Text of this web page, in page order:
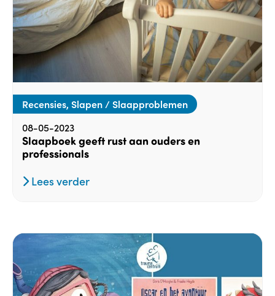
Recensies, Slapen / Slaapproblemen
08-05-2023
Slaapboek geeft rust aan ouders en
professionals
Lees verder